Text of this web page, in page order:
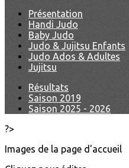
Présentation
Handi Judo
Baby Judo
Judo & Jujitsu Enfants
Judo Ados & Adultes
Jujitsu
Résultats
Saison 2019
Saison 2025 - 2026
?>
Images de la page d'accueil